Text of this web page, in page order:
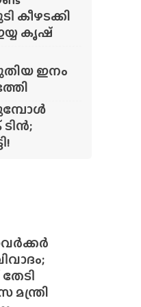
കൃഷ്
ഇനം
ടിൻ;
മന്ത്രി